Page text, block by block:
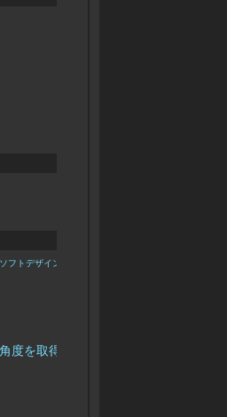
フトデザイン
度を取得する方法